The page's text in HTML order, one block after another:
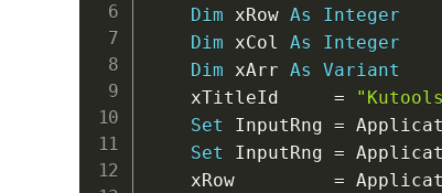
Dim xRow As
Integer
Dim xCol As
Integer
Dim xArr As
Variant
	xTitleId
=
Set InputRng =
Set InputRng =
	xRow
=